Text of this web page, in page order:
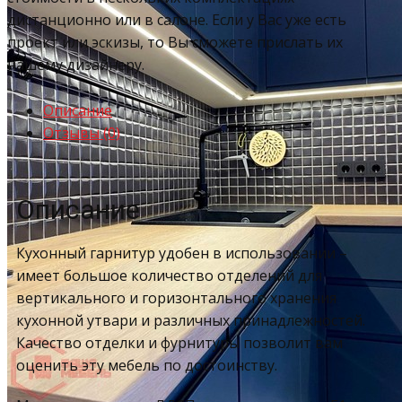
дистанционно или в салоне. Если у Вас уже есть
проект или эскизы, то Вы сможете прислать их
нашему дизайнеру.
Описание
Отзывы (0)
Описание
Кухонный гарнитур удобен в использовании –
имеет большое количество отделений для
вертикального и горизонтального хранения
кухонной утвари и различных принадлежностей.
Качество отделки и фурнитуры позволит вам
оценить эту мебель по достоинству.